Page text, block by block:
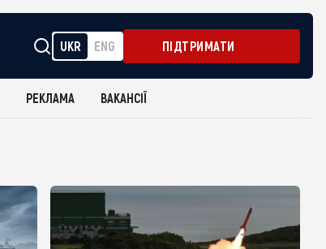
UKR ENG ПІДТРИМАТИ
РЕКЛАМА ВАКАНСІЇ